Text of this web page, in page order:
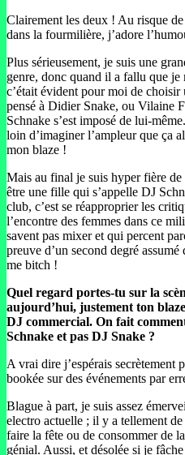
Clairement les deux ! Au risque
dans la fourmilière, j’adore
Plus sérieusement, je suis une
genre, donc quand il a fallu que je
c’était évident pour moi de choisir
pensé à Didier Snake, ou Vilaine
Schnake s’est imposé de lui-
loin d’imaginer l’ampleur que ça
mon blaze !
Mais au final je suis hyper fière
être une fille qui s’appelle DJ
club, c’est se réapproprier les
l’encontre des femmes dans ce
savent pas mixer et qui percent
preuve d’un second degré
me bitch !
Quel regard portes-tu sur la
aujourd’hui, justement ton
DJ commercial. On fait
Schnake et pas DJ Snake ?
A vrai dire j’espérais secrètement
bookée sur des événements par
Blague à part, je suis assez
electro actuelle ; il y a tellement
faire la fête ou de consommer de
génial. Aussi, et désolée si je